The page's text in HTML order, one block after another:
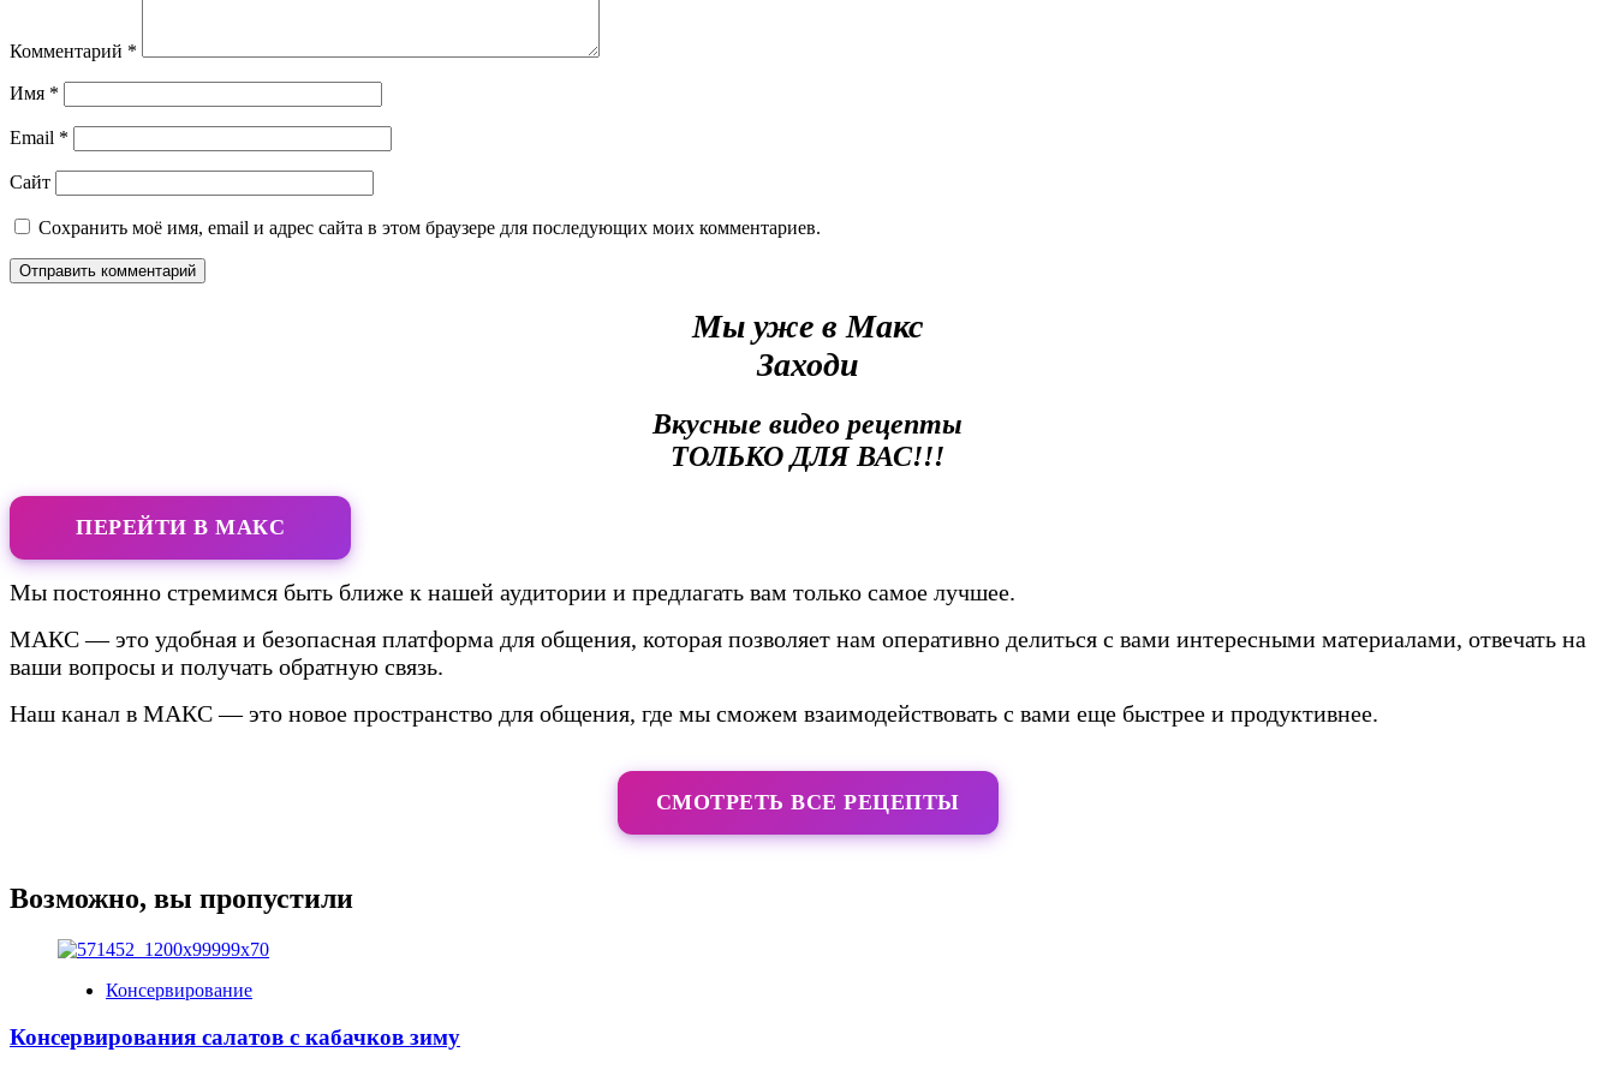
Комментарий *
Имя *
Email *
Сайт
Сохранить моё имя, email и адрес сайта в этом браузере для последующих моих комментариев.
Мы уже в Макс
Заходи
Вкусные видео рецепты
ТОЛЬКО ДЛЯ ВАС!!!
ПЕРЕЙТИ В МАКС
Мы постоянно стремимся быть ближе к нашей аудитории и предлагать вам только самое лучшее.
МАКС — это удобная и безопасная платформа для общения, которая позволяет нам оперативно делиться с вами интересными материалами, отвечать на
ваши вопросы и получать обратную связь.
Наш канал в МАКС — это новое пространство для общения, где мы сможем взаимодействовать с вами еще быстрее и продуктивнее.
СМОТРЕТЬ ВСЕ РЕЦЕПТЫ
Возможно, вы пропустили
Консервирование
Консервирования салатов с кабачков зиму